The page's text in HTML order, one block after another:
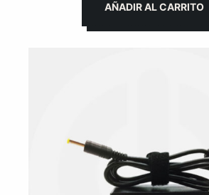
AÑADIR AL CARRITO